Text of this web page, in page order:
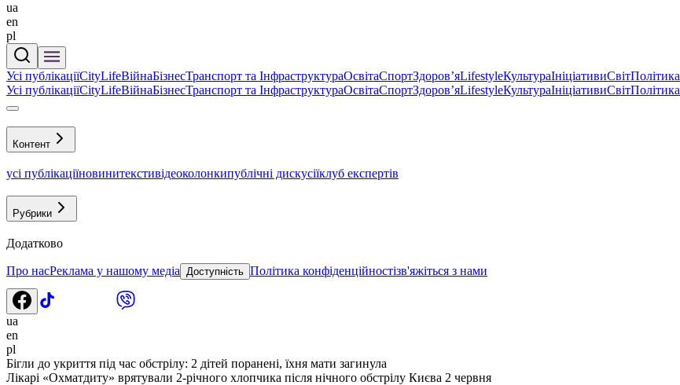
ua
en
pl
Усі публікаціїCityLifeВійнаБізнесТранспорт та ІнфраструктураОсвітаСпортЗдоровʼяLifestyleКультураІніціативиСвітПолітика
Усі публікаціїCityLifeВійнаБізнесТранспорт та ІнфраструктураОсвітаСпортЗдоровʼяLifestyleКультураІніціативиСвітПолітика
Контент
усі публікаціїновинитекстивідеоколонкипублічні дискусіїклуб експертів
Рубрики
Додатково
Про насРеклама у нашому медіа Доступність Політика конфіденційностізв'яжіться з нами
ua
en
pl
Бігли до укриття під час обстрілу: 2 дітей поранені, їхня мати загинула
Лікарі «Охматдиту» врятували 2-річного хлопчика після нічного обстрілу Києва 2 червня